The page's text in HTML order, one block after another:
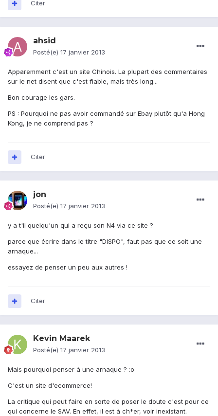
Citer
ahsid
Posté(e) 17 janvier 2013
Apparemment c'est un site Chinois. La plupart des commentaires
sur le net disent que c'est fiable, mais très long...
Bon courage les gars.
PS : Pourquoi ne pas avoir commandé sur Ebay plutôt qu'a Hong
Kong, je ne comprend pas ?
Citer
jon
Posté(e) 17 janvier 2013
y a t'il quelqu'un qui a reçu son N4 via ce site ?
parce que écrire dans le titre "DISPO", faut pas que ce soit une
arnaque...
essayez de penser un peu aux autres !
Citer
Kevin Maarek
Posté(e) 17 janvier 2013
Mais pourquoi penser à une arnaque ? :o
C'est un site d'ecommerce!
La critique qui peut faire en sorte de poser le doute c'est pour ce
qui concerne le SAV. En effet, il est à ch*er, voir inexistant.